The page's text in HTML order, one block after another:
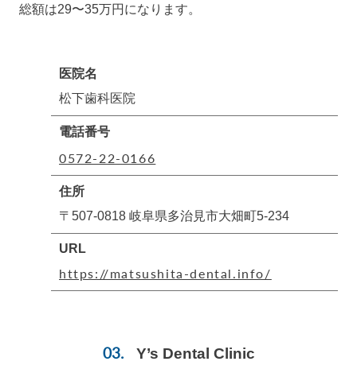
総額は29〜35万円になります。
医院名
松下歯科医院
電話番号
0572-22-0166
住所
〒507-0818 岐阜県多治見市大畑町5-234
URL
https://matsushita-dental.info/
Y’s Dental Clinic